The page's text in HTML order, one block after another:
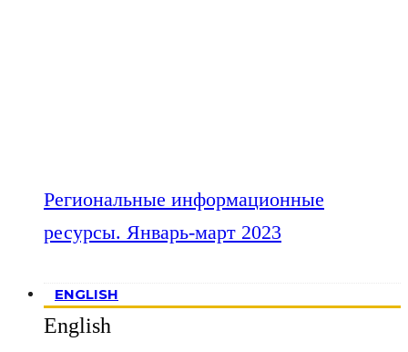
Региональные информационные
ресурсы. Январь-март 2023
ENGLISH
English